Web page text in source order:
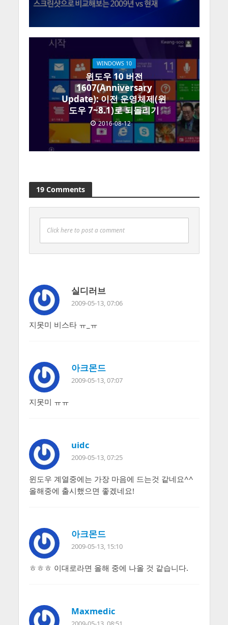
WINDOWS 10
윈도우 10 버전
1607(Anniversary
Update): 이전 운영체제(윈
도우 7~8.1)로 되돌리기
2016-08-12
19 Comments
Click here to post a comment
실디러브
2009-05-13, 07:06
지못미 비스타 ㅠ_ㅠ
아크몬드
2009-05-13, 07:07
지못미 ㅠㅠ
uidc
2009-05-13, 07:25
윈도우 계열중에는 가장 마음에 드는것 같네요^^
올해중에 출시했으면 좋겠네요!
아크몬드
2009-05-13, 15:10
ㅎㅎㅎ 이대로라면 올해 중에 나올 것 같습니다.
Maxmedic